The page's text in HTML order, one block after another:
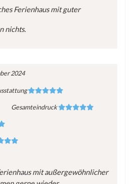
Ferienhaus mit guter
nichts.
2024
Gesamteindruck
mit außergewöhnlicher